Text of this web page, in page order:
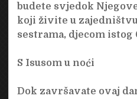
budete svjedok
koji živite u
sestrama, djecom istog
S Isusom u noći
Dok završavate ovaj